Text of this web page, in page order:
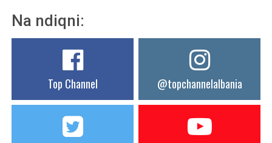
Na ndiqni:
Top Channel @topchannelalbania